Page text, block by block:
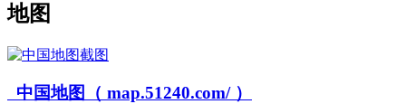
地图
中国地图（ map.51240.com/ ）